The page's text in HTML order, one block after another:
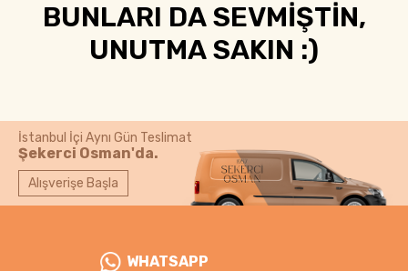
BUNLARI DA SEVMİŞTİN,
UNUTMA SAKIN :)
İstanbul İçi Aynı Gün Teslimat
Şekerci Osman'da.
Alışverişe Başla
WHATSAPP